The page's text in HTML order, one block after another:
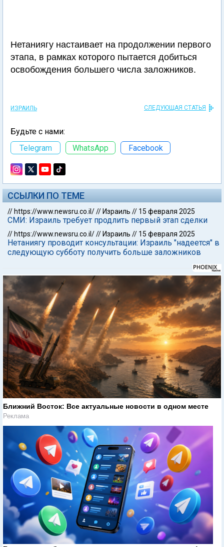
Нетаниягу настаивает на продолжении первого
этапа, в рамках которого пытается добиться
освобождения большего числа заложников.
ИЗРАИЛЬ СЛЕДУЮЩАЯ СТАТЬЯ
Будьте с нами:
Telegram
WhatsApp Facebook
ССЫЛКИ ПО ТЕМЕ
// https://www.newsru.co.il/// Израиль // 15 февраля 2025
СМИ: Израиль требует продлить первый этап сделки
// https://www.newsru.co.il/// Израиль // 15 февраля 2025
Нетаниягу проводит консультации: Израиль "надеется" в
следующую субботу получить больше заложников
Ближний Восток: Все актуальные новости в одном месте
Реклама